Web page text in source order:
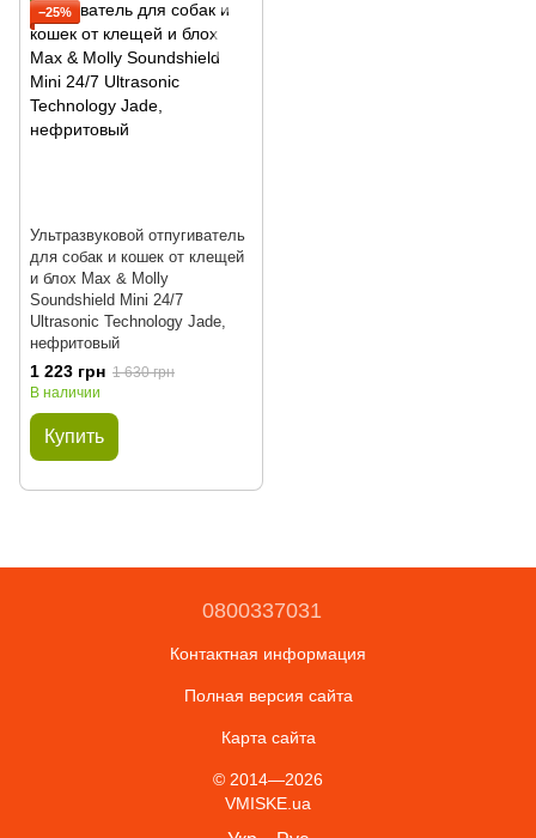
−25%
Ультразвуковой отпугиватель
для собак и кошек от клещей
и блох Max & Molly
Soundshield Mini 24/7
Ultrasonic Technology Jade,
нефритовый
1 223 грн 1 630 грн
В наличии
Купить
0800337031
Контактная информация
Полная версия сайта
Карта сайта
© 2014—2026
VMISKE.ua